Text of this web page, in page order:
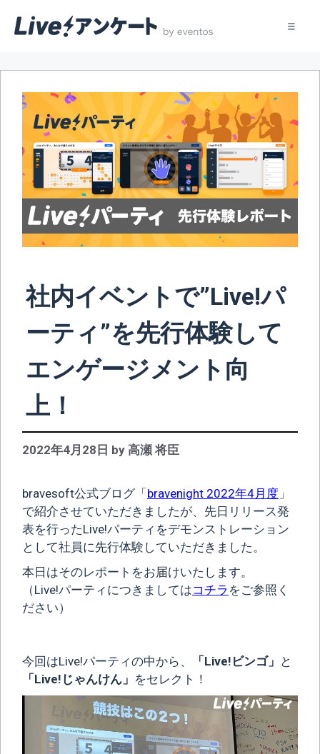
社内イベントで”Live!パ
ーティ”を先行体験して
エンゲージメント向
上！
2022年4月28日 by 高瀬 将臣
bravesoft公式ブログ「bravenight 2022年4月度 」
で紹介させていただきましたが、先日リリース発
表を行ったLive!パーティをデモンストレーション
として社員に先行体験していただきました。
本日はそのレポートをお届けいたします。
（Live!パーティにつきましてはコチラ をご参照く
ださい）
今回はLive!パーティの中から、 「Live!ビンゴ」 と
「Live!じゃんけん」 をセレクト！